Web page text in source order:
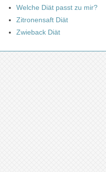
Welche Diät passt zu mir?
Zitronensaft Diät
Zwieback Diät